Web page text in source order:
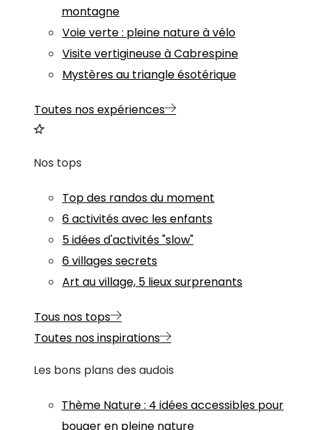
montagne
Voie verte : pleine nature à vélo
Visite vertigineuse à Cabrespine
Mystères au triangle ésotérique
Toutes nos expériences
Nos tops
Top des randos du moment
6 activités avec les enfants
5 idées d'activités "slow"
6 villages secrets
Art au village, 5 lieux surprenants
Tous nos tops
Toutes nos inspirations
Les bons plans des audois
Thème Nature: 4 idées accessibles pour
bouger en pleine nature